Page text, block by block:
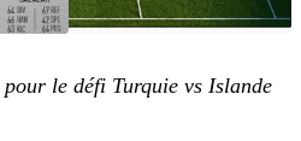
le défi Turquie vs Islande